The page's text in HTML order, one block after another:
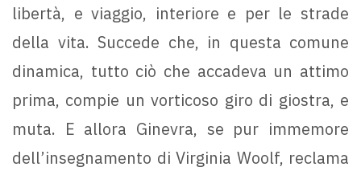
libertà, e viaggio, interiore e per le strade
della vita. Succede che, in questa comune
dinamica, tutto ciò che accadeva un attimo
prima, compie un vorticoso giro di giostra, e
muta. E allora Ginevra, se pur immemore
dell’insegnamento di Virginia Woolf, reclama